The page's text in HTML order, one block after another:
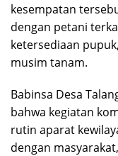
kesempatan
dengan petani
ketersediaan
musim tanam.
Babinsa Desa
bahwa kegiatan
rutin aparat
dengan